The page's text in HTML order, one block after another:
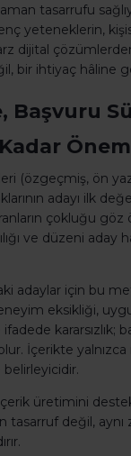
tasarrufu
yeteneklerin,
dijital
bir ihtiyaç hâline
Başvuru
(özgeçmiş, ön
adayı ilk
çokluğu göz
ve düzeni aday
adaylar için bu
eksikliği,
kararsızlık;
İçerikte
belirleyicidir.
içerik üretimini
tasarruf değil,